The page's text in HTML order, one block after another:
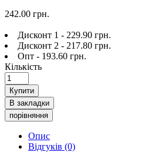
242.00 грн.
Дисконт 1 - 229.90 грн.
Дисконт 2 - 217.80 грн.
Опт - 193.60 грн.
Кількість
Купити
В закладки
порівняння
Опис
Відгуків (0)